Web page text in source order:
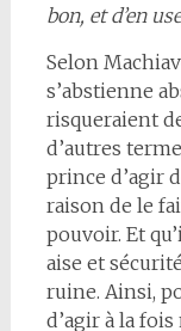
bon, et d’en
Selon
s’abstienne
risqueraient
d’autres
prince d’agir
raison de le
pouvoir. Et
aise et
ruine. Ainsi,
d’agir à la